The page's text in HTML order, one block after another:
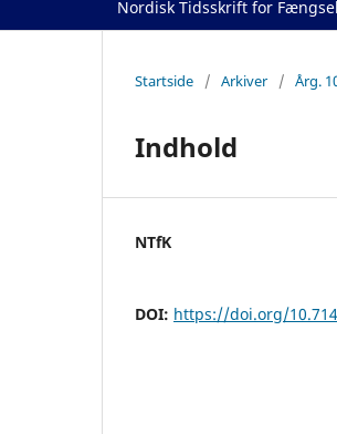
Nordisk Tidsskrift for
Startside / Arkiver / Årg.
Indhold
NTfK
DOI: https://doi.org/